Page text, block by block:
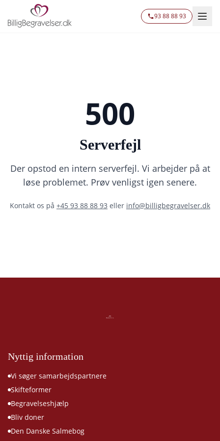
93 88 88 93
500
Serverfejl
Der opstod en intern serverfejl. Vi arbejder på at
løse problemet. Prøv venligst igen senere.
Kontakt os på +45 93 88 88 93 eller info@billigbegravelser.dk
Nyttig information
Vi søger samarbejdspartnere
Skifteformer
Begravelseshjælp
Bliv doner
Den Danske Salmebog